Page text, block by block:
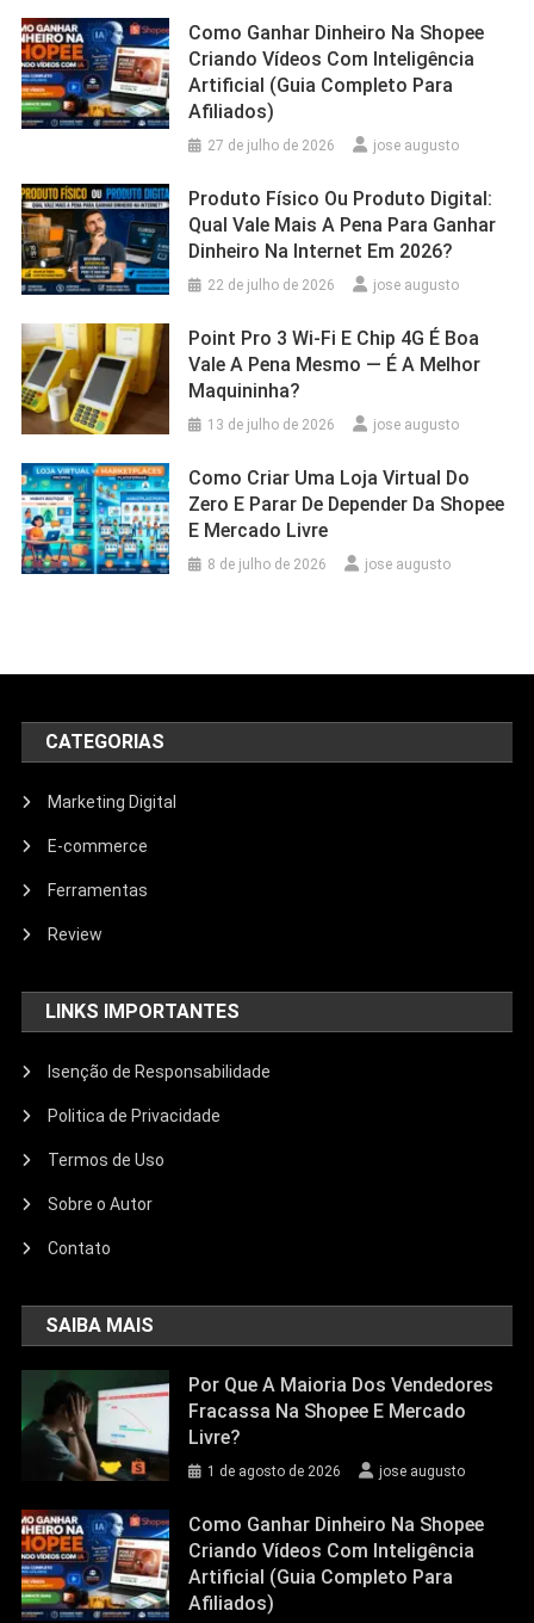
Como Ganhar Dinheiro Na Shopee
Criando Vídeos Com Inteligência
Artificial (Guia Completo Para
Afiliados)
27 de julho de 2026 jose augusto
Produto Físico Ou Produto Digital:
Qual Vale Mais A Pena Para Ganhar
Dinheiro Na Internet Em 2026?
22 de julho de 2026 jose augusto
Point Pro 3 Wi‑Fi E Chip 4G É Boa
Vale A Pena Mesmo — É A Melhor
Maquininha?
13 de julho de 2026 jose augusto
Como Criar Uma Loja Virtual Do
Zero E Parar De Depender Da Shopee
E Mercado Livre
8 de julho de 2026 jose augusto
CATEGORIAS
Marketing Digital
E-commerce
Ferramentas
Review
LINKS IMPORTANTES
Isenção de Responsabilidade
Politica de Privacidade
Termos de Uso
Sobre o Autor
Contato
SAIBA MAIS
Por Que A Maioria Dos Vendedores
Fracassa Na Shopee E Mercado
Livre?
1 de agosto de 2026 jose augusto
Como Ganhar Dinheiro Na Shopee
Criando Vídeos Com Inteligência
Artificial (Guia Completo Para
Afiliados)